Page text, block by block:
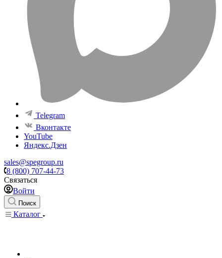
Telegram
Вконтакте
YouTube
Яндекс.Дзен
sales@spegroup.ru
8 (800) 707-44-73
Связаться
Войти
Поиск
Каталог